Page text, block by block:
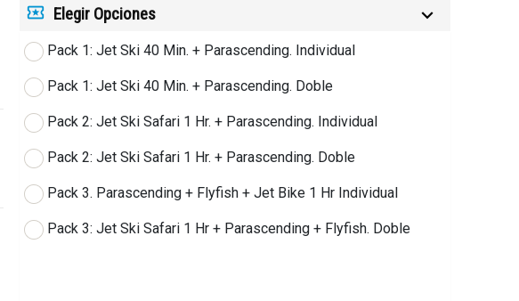
Elegir Opciones
Pack 1: Jet Ski 40 Min. + Parascending. Individual
Pack 1: Jet Ski 40 Min. + Parascending. Doble
Pack 2: Jet Ski Safari 1 Hr. + Parascending. Individual
Pack 2: Jet Ski Safari 1 Hr. + Parascending. Doble
Pack 3. Parascending + Flyfish + Jet Bike 1 Hr Individual
Pack 3: Jet Ski Safari 1 Hr + Parascending + Flyfish. Doble